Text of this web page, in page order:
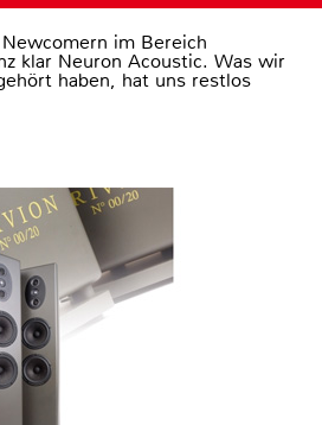
im Bereich
klar Neuron Acoustic. Was wir
haben, hat uns restlos